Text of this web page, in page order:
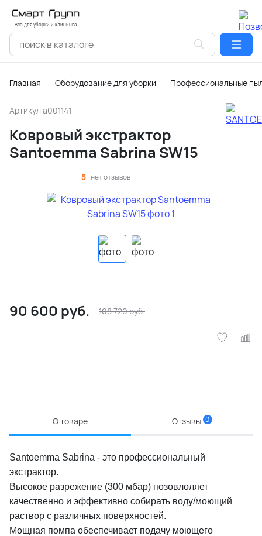
Все для уборки и клининга
Главная Оборудование для уборки Профессиональные
Артикул a001141
Ковровый экстрактор
Santoemma Sabrina SW15
5 нет отзывов
90 600 руб. 108 720руб.
О товаре Отзывы 0
Santoemma Sabrina - это профессиональный
экстрактор.
Высокое разрежение (300 мбар) позовлоляет
качественно и эффективно собирать воду/моющий
раствор с различных поверхностей.
Мощная помпа обеспечивает подачу моющего